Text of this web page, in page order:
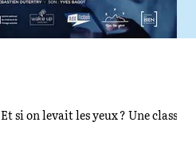
Et si on levait les yeux ? Une classe